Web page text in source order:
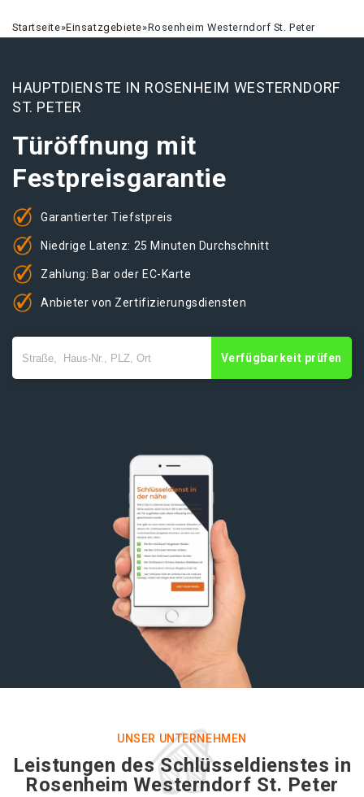
Startseite»Einsatzgebiete»Rosenheim Westerndorf St. Peter
HAUPTDIENSTE IN ROSENHEIM WESTERNDORF
ST. PETER
Türöffnung mit
Festpreisgarantie
Garantierter Tiefstpreis
Niedrige Latenz: 25 Minuten Durchschnitt
Zahlung: Bar oder EC-Karte
Anbieter von Zertifizierungsdiensten
Verfügbarkeit prüfen
UNSER UNTERNEHMEN
Leistungen des Schlüsseldienstes in
Rosenheim Westerndorf St. Peter